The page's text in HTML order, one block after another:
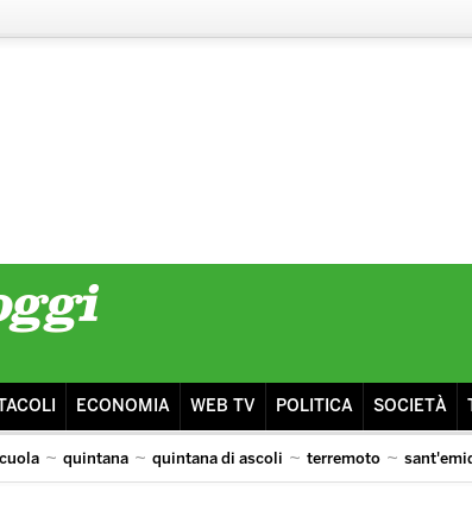
ECONOMIA WEB TV POLITICA SOCIETÀ
quintana quintana di ascoli terremoto